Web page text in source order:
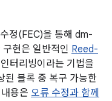
정(FEC)을 통해 dm-
현은 일반적인 Reed-
터리빙이라는 기법을
된 블록 중 복구 가능한
용은 오류 수정과 함께